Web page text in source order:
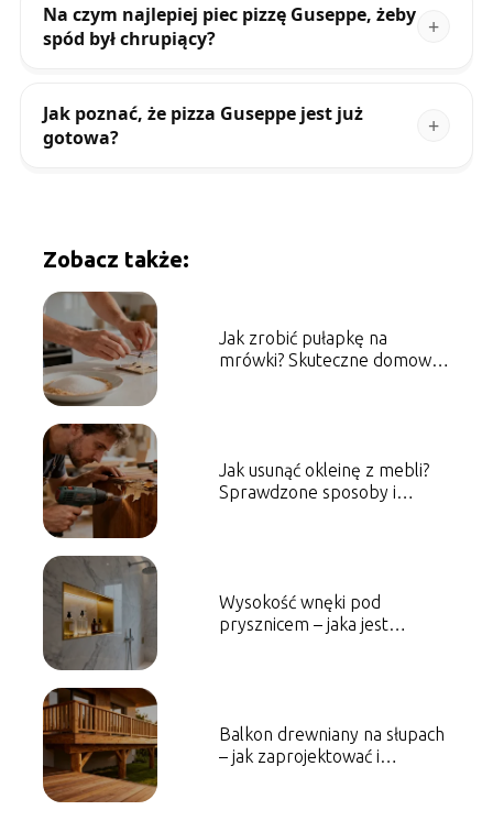
Na czym najlepiej piec pizzę Guseppe, żeby
spód był chrupiący?
Jak poznać, że pizza Guseppe jest już
gotowa?
Zobacz także:
Jak zrobić pułapkę na
mrówki? Skuteczne domowe
Jak usunąć okleinę z mebli?
Sprawdzone sposoby i
Wysokość wnęki pod
prysznicem – jaka jest
Balkon drewniany na słupach
– jak zaprojektować i